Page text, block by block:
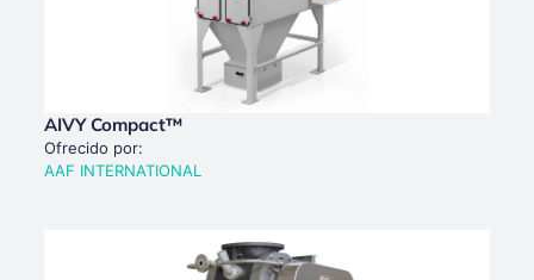
AIVY Compact™
Ofrecido por:
AAF INTERNATIONAL